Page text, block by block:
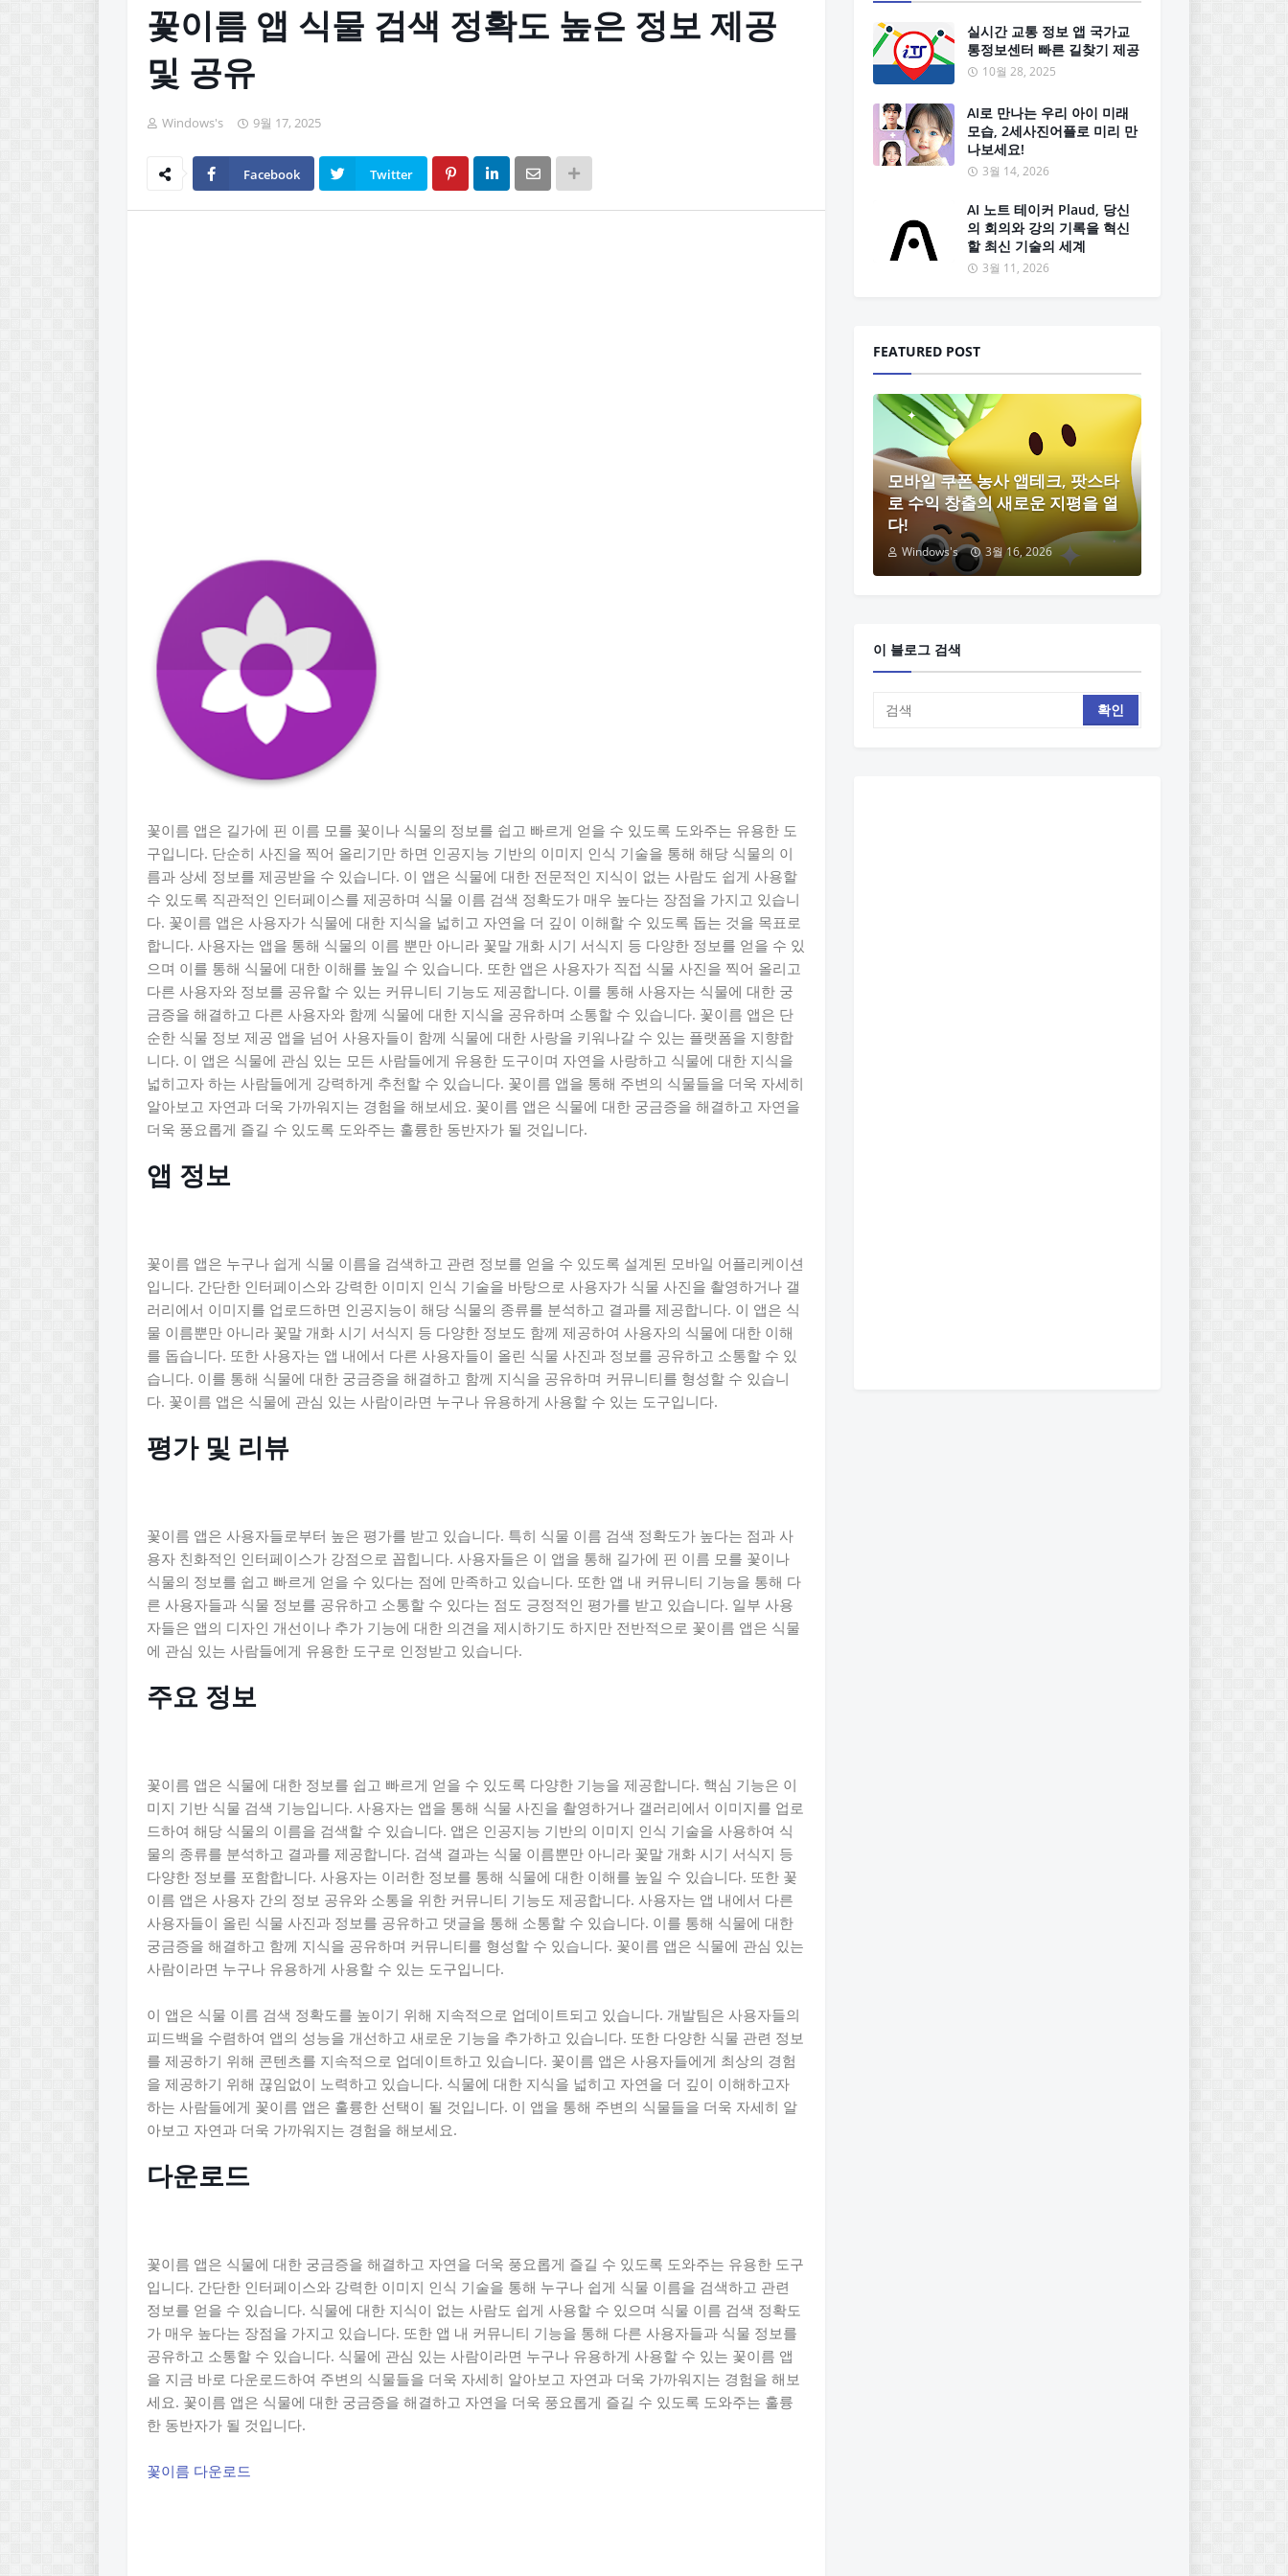
꽃이름 앱 식물 검색 정확도 높은 정보 제공
및 공유
Windows's 9월 17, 2025
Facebook Twitter
꽃이름 앱은 길가에 핀 이름 모를 꽃이나 식물의 정보를 쉽고 빠르게 얻을 수 있도록 도와주는 유용한 도
구입니다. 단순히 사진을 찍어 올리기만 하면 인공지능 기반의 이미지 인식 기술을 통해 해당 식물의 이
름과 상세 정보를 제공받을 수 있습니다. 이 앱은 식물에 대한 전문적인 지식이 없는 사람도 쉽게 사용할
수 있도록 직관적인 인터페이스를 제공하며 식물 이름 검색 정확도가 매우 높다는 장점을 가지고 있습니
다. 꽃이름 앱은 사용자가 식물에 대한 지식을 넓히고 자연을 더 깊이 이해할 수 있도록 돕는 것을 목표로
합니다. 사용자는 앱을 통해 식물의 이름 뿐만 아니라 꽃말 개화 시기 서식지 등 다양한 정보를 얻을 수 있
으며 이를 통해 식물에 대한 이해를 높일 수 있습니다. 또한 앱은 사용자가 직접 식물 사진을 찍어 올리고
다른 사용자와 정보를 공유할 수 있는 커뮤니티 기능도 제공합니다. 이를 통해 사용자는 식물에 대한 궁
금증을 해결하고 다른 사용자와 함께 식물에 대한 지식을 공유하며 소통할 수 있습니다. 꽃이름 앱은 단
순한 식물 정보 제공 앱을 넘어 사용자들이 함께 식물에 대한 사랑을 키워나갈 수 있는 플랫폼을 지향합
니다. 이 앱은 식물에 관심 있는 모든 사람들에게 유용한 도구이며 자연을 사랑하고 식물에 대한 지식을
넓히고자 하는 사람들에게 강력하게 추천할 수 있습니다. 꽃이름 앱을 통해 주변의 식물들을 더욱 자세히
알아보고 자연과 더욱 가까워지는 경험을 해보세요. 꽃이름 앱은 식물에 대한 궁금증을 해결하고 자연을
더욱 풍요롭게 즐길 수 있도록 도와주는 훌륭한 동반자가 될 것입니다.
앱 정보
꽃이름 앱은 누구나 쉽게 식물 이름을 검색하고 관련 정보를 얻을 수 있도록 설계된 모바일 어플리케이션
입니다. 간단한 인터페이스와 강력한 이미지 인식 기술을 바탕으로 사용자가 식물 사진을 촬영하거나 갤
러리에서 이미지를 업로드하면 인공지능이 해당 식물의 종류를 분석하고 결과를 제공합니다. 이 앱은 식
물 이름뿐만 아니라 꽃말 개화 시기 서식지 등 다양한 정보도 함께 제공하여 사용자의 식물에 대한 이해
를 돕습니다. 또한 사용자는 앱 내에서 다른 사용자들이 올린 식물 사진과 정보를 공유하고 소통할 수 있
습니다. 이를 통해 식물에 대한 궁금증을 해결하고 함께 지식을 공유하며 커뮤니티를 형성할 수 있습니
다. 꽃이름 앱은 식물에 관심 있는 사람이라면 누구나 유용하게 사용할 수 있는 도구입니다.
평가 및 리뷰
꽃이름 앱은 사용자들로부터 높은 평가를 받고 있습니다. 특히 식물 이름 검색 정확도가 높다는 점과 사
용자 친화적인 인터페이스가 강점으로 꼽힙니다. 사용자들은 이 앱을 통해 길가에 핀 이름 모를 꽃이나
식물의 정보를 쉽고 빠르게 얻을 수 있다는 점에 만족하고 있습니다. 또한 앱 내 커뮤니티 기능을 통해 다
른 사용자들과 식물 정보를 공유하고 소통할 수 있다는 점도 긍정적인 평가를 받고 있습니다. 일부 사용
자들은 앱의 디자인 개선이나 추가 기능에 대한 의견을 제시하기도 하지만 전반적으로 꽃이름 앱은 식물
에 관심 있는 사람들에게 유용한 도구로 인정받고 있습니다.
주요 정보
꽃이름 앱은 식물에 대한 정보를 쉽고 빠르게 얻을 수 있도록 다양한 기능을 제공합니다. 핵심 기능은 이
미지 기반 식물 검색 기능입니다. 사용자는 앱을 통해 식물 사진을 촬영하거나 갤러리에서 이미지를 업로
드하여 해당 식물의 이름을 검색할 수 있습니다. 앱은 인공지능 기반의 이미지 인식 기술을 사용하여 식
물의 종류를 분석하고 결과를 제공합니다. 검색 결과는 식물 이름뿐만 아니라 꽃말 개화 시기 서식지 등
다양한 정보를 포함합니다. 사용자는 이러한 정보를 통해 식물에 대한 이해를 높일 수 있습니다. 또한 꽃
이름 앱은 사용자 간의 정보 공유와 소통을 위한 커뮤니티 기능도 제공합니다. 사용자는 앱 내에서 다른
사용자들이 올린 식물 사진과 정보를 공유하고 댓글을 통해 소통할 수 있습니다. 이를 통해 식물에 대한
궁금증을 해결하고 함께 지식을 공유하며 커뮤니티를 형성할 수 있습니다. 꽃이름 앱은 식물에 관심 있는
사람이라면 누구나 유용하게 사용할 수 있는 도구입니다.
이 앱은 식물 이름 검색 정확도를 높이기 위해 지속적으로 업데이트되고 있습니다. 개발팀은 사용자들의
피드백을 수렴하여 앱의 성능을 개선하고 새로운 기능을 추가하고 있습니다. 또한 다양한 식물 관련 정보
를 제공하기 위해 콘텐츠를 지속적으로 업데이트하고 있습니다. 꽃이름 앱은 사용자들에게 최상의 경험
을 제공하기 위해 끊임없이 노력하고 있습니다. 식물에 대한 지식을 넓히고 자연을 더 깊이 이해하고자
하는 사람들에게 꽃이름 앱은 훌륭한 선택이 될 것입니다. 이 앱을 통해 주변의 식물들을 더욱 자세히 알
아보고 자연과 더욱 가까워지는 경험을 해보세요.
다운로드
꽃이름 앱은 식물에 대한 궁금증을 해결하고 자연을 더욱 풍요롭게 즐길 수 있도록 도와주는 유용한 도구
입니다. 간단한 인터페이스와 강력한 이미지 인식 기술을 통해 누구나 쉽게 식물 이름을 검색하고 관련
정보를 얻을 수 있습니다. 식물에 대한 지식이 없는 사람도 쉽게 사용할 수 있으며 식물 이름 검색 정확도
가 매우 높다는 장점을 가지고 있습니다. 또한 앱 내 커뮤니티 기능을 통해 다른 사용자들과 식물 정보를
공유하고 소통할 수 있습니다. 식물에 관심 있는 사람이라면 누구나 유용하게 사용할 수 있는 꽃이름 앱
을 지금 바로 다운로드하여 주변의 식물들을 더욱 자세히 알아보고 자연과 더욱 가까워지는 경험을 해보
세요. 꽃이름 앱은 식물에 대한 궁금증을 해결하고 자연을 더욱 풍요롭게 즐길 수 있도록 도와주는 훌륭
한 동반자가 될 것입니다.
꽃이름 다운로드
실시간 교통 정보 앱 국가교
통정보센터 빠른 길찾기 제공
10월 28, 2025
AI로 만나는 우리 아이 미래
모습, 2세사진어플로 미리 만
나보세요!
3월 14, 2026
AI 노트 테이커 Plaud, 당신
의 회의와 강의 기록을 혁신
할 최신 기술의 세계
3월 11, 2026
FEATURED POST
모바일 쿠폰 농사 앱테크, 팟스타
로 수익 창출의 새로운 지평을 열
다!
Windows's 3월 16, 2026
이 블로그 검색